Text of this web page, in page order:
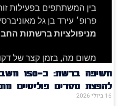
חשיפה
להפצת מסרים פוליטיים
16 ביולי 2026